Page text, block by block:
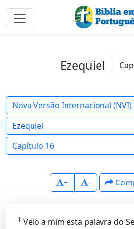
Ezequiel
Nova Versão Internacional (NVI)
Ezequiel
Capítulo 16
+ -
1 Veio a mim esta palavra do